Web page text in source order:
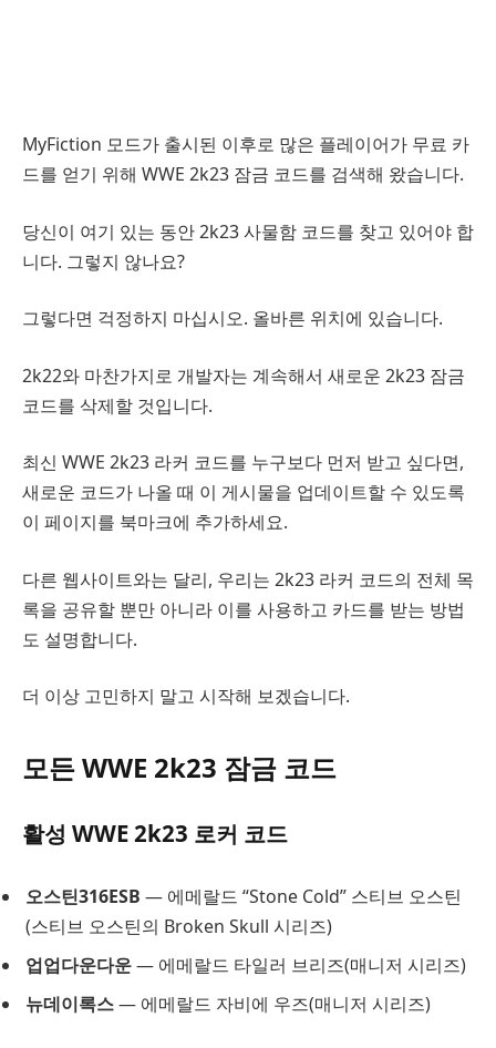
MyFiction 모드가 출시된 이후로 많은 플레이어가 무료 카
드를 얻기 위해 WWE 2k23 잠금 코드를 검색해 왔습니다.
당신이 여기 있는 동안 2k23 사물함 코드를 찾고 있어야 합
니다. 그렇지 않나요?
그렇다면 걱정하지 마십시오. 올바른 위치에 있습니다.
2k22와 마찬가지로 개발자는 계속해서 새로운 2k23 잠금
코드를 삭제할 것입니다.
최신 WWE 2k23 라커 코드를 누구보다 먼저 받고 싶다면,
새로운 코드가 나올 때 이 게시물을 업데이트할 수 있도록
이 페이지를 북마크에 추가하세요.
다른 웹사이트와는 달리, 우리는 2k23 라커 코드의 전체 목
록을 공유할 뿐만 아니라 이를 사용하고 카드를 받는 방법
도 설명합니다.
더 이상 고민하지 말고 시작해 보겠습니다.
모든 WWE 2k23 잠금 코드
활성 WWE 2k23 로커 코드
오스틴316ESB — 에메랄드 “Stone Cold” 스티브 오스틴
(스티브 오스틴의 Broken Skull 시리즈)
업업다운다운— 에메랄드 타일러 브리즈(매니저 시리즈)
뉴데이록스— 에메랄드 자비에 우즈(매니저 시리즈)